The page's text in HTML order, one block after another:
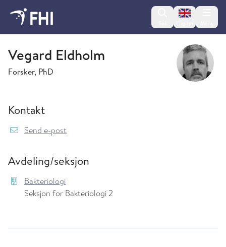
Change
Bakteriologi
Vegard Eldholm
Forsker, PhD
Kontakt
Send e-post{model.translations.sendEmailTo}
Avdeling/seksjon
Bakteriologi
Seksjon for Bakteriologi 2